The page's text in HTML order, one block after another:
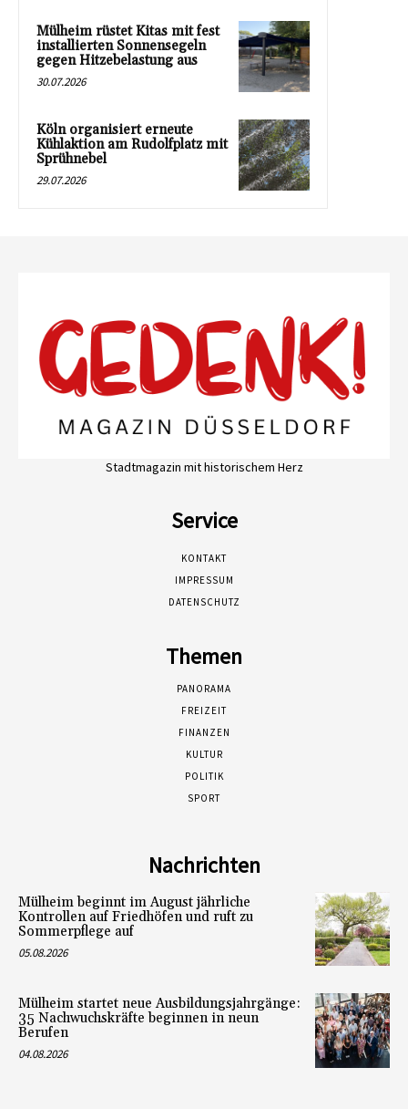
Mülheim rüstet Kitas mit fest
installierten Sonnensegeln
gegen Hitzebelastung aus
30.07.2026
Köln organisiert erneute
Kühlaktion am Rudolfplatz mit
Sprühnebel
29.07.2026
Stadtmagazin mit historischem Herz
Service
KONTAKT
IMPRESSUM
DATENSCHUTZ
Themen
PANORAMA
FREIZEIT
FINANZEN
KULTUR
POLITIK
SPORT
Nachrichten
Mülheim beginnt im August jährliche
Kontrollen auf Friedhöfen und ruft zu
Sommerpflege auf
05.08.2026
Mülheim startet neue Ausbildungsjahrgänge:
35 Nachwuchskräfte beginnen in neun
Berufen
04.08.2026